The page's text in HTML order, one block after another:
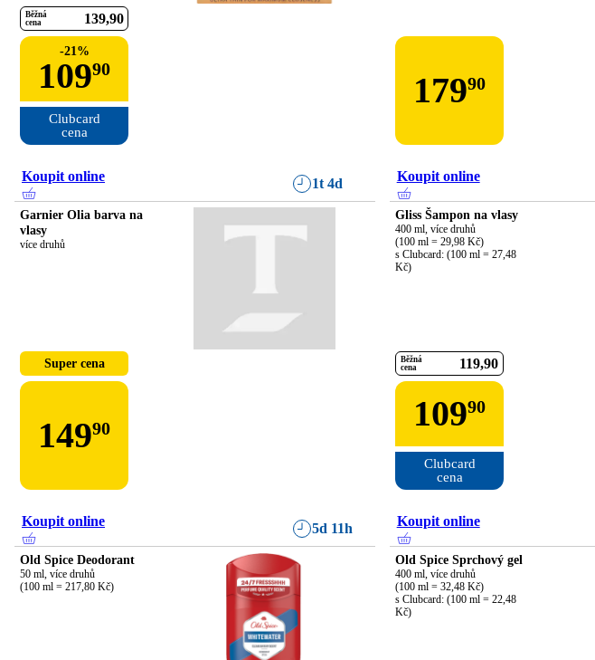
Běžná
cena
139 90
-21%
10990
Clubcard
cena
17990
Koupit online 1t 4d
Garnier Olia barva na
vlasy
více druhů
Super cena
14990
Koupit online
Gliss Šampon na vlasy
400 ml, více druhů
(100 ml = 29,98 Kč)
s Clubcard: (100 ml = 27,48
Kč)
Běžná
cena
119 90
10990
Clubcard
cena
Koupit online 5d 11h
Old Spice Deodorant
50 ml, více druhů
(100 ml = 217,80 Kč)
Koupit online
Old Spice Sprchový gel
400 ml, více druhů
(100 ml = 32,48 Kč)
s Clubcard: (100 ml = 22,48
Kč)